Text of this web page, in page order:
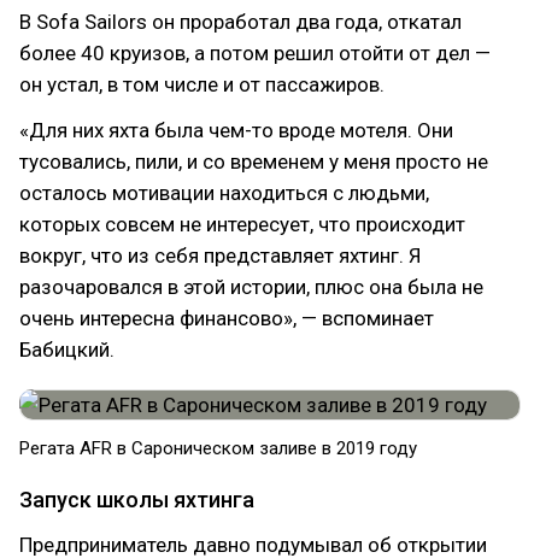
В Sofa Sailors он проработал два года, откатал
более 40 круизов, а потом решил отойти от дел —
он устал, в том числе и от пассажиров.
«Для них яхта была чем-то вроде мотеля. Они
тусовались, пили, и со временем у меня просто не
осталось мотивации находиться с людьми,
которых совсем не интересует, что происходит
вокруг, что из себя представляет яхтинг. Я
разочаровался в этой истории, плюс она была не
очень интересна финансово», — вспоминает
Бабицкий.
Регата AFR в Сароническом заливе в 2019 году
Запуск школы яхтинга
Предприниматель давно подумывал об открытии